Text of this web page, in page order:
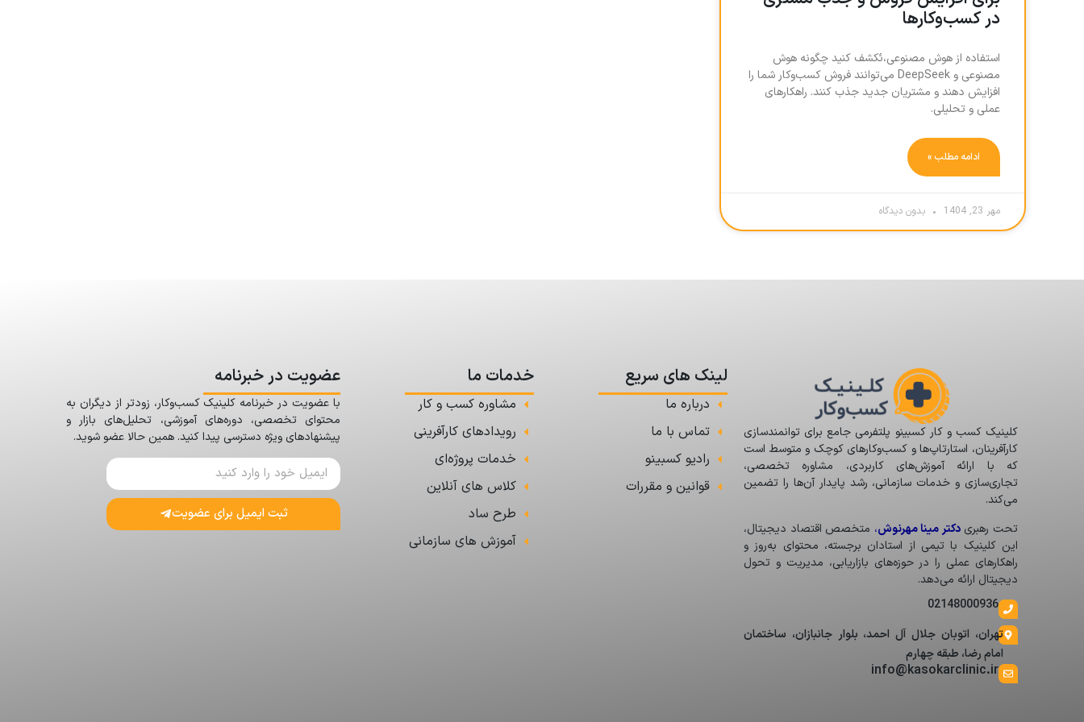
در کسب‌وکارها
استفاده از هوش مصنوعی،ئکشف کنید چگونه هوش
مصنوعی و DeepSeek می‌توانند فروش کسب‌وکار شما را
افزایش دهند و مشتریان جدید جذب کنند. راهکارهای
عملی و تحلیلی.
ادامه مطلب »
مهر 23, 1404 بدون دیدگاه
کلینیک کسب و کار کسبینو پلتفرمی جامع برای توانمندسازی
کارآفرینان، استارتاپ‌ها و کسب‌وکارهای کوچک و متوسط است
که با ارائه آموزش‌های کاربردی، مشاوره تخصصی،
تجاری‌سازی و خدمات سازمانی، رشد پایدار آن‌ها را تضمین
می‌کند.
تحت رهبریدکتر مینا مهرنوش، متخصص اقتصاد دیجیتال،
این کلینیک با تیمی از استادان برجسته، محتوای به‌روز و
راهکارهای عملی را در حوزه‌های بازاریابی، مدیریت و تحول
دیجیتال ارائه می‌دهد.
02148000936
تهران، اتوبان جلال آل احمد، بلوار جانبازان، ساختمان
امام رضا، طبقه چهارم
info@kasokarclinic.ir
لینک های سریع
درباره ما
تماس با ما
رادیو کسبینو
قوانین و مقررات
خدمات ما
مشاوره کسب و کار
رویدادهای کارآفرینی
خدمات پروژه‌ای
کلاس های آنلاین
طرح ساد
آموزش های سازمانی
عضویت در خبرنامه
با عضویت در خبرنامه کلینیک کسب‌وکار، زودتر از دیگران به
محتوای تخصصی، دوره‌های آموزشی، تحلیل‌های بازار و
پیشنهادهای ویژه دسترسی پیدا کنید. همین حالا عضو شوید.
ثبت ایمیل برای عضویت